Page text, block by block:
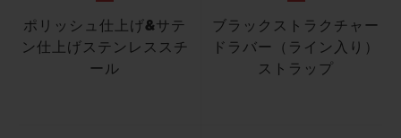
ポリッシュ仕上げ&サテ
ン仕上げステンレススチ
ール
ブラックストラクチャー
ドラバー（ライン入り）
ストラップ